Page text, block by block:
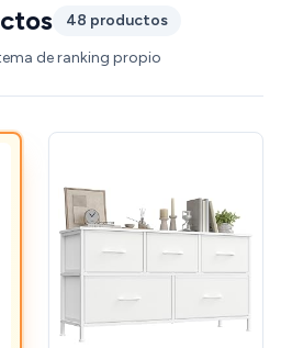
48 productos
de ranking propio